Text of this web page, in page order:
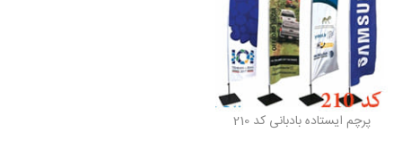
پرچم ایستاده بادبانی کد 210